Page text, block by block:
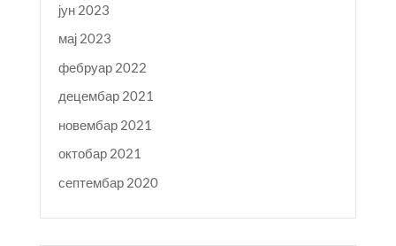
јун 2023
мај 2023
фебруар 2022
децембар 2021
новембар 2021
октобар 2021
септембар 2020